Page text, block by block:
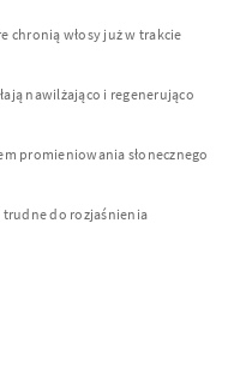
chronią włosy już w trakcie
nawilżająco i regenerująco
promieniowania słonecznego
trudne do rozjaśnienia